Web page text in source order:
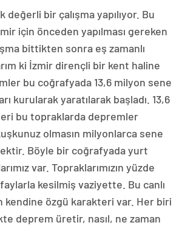
değerli bir çalışma yapılıyor. Bu
için önceden yapılması gereken
bittikten sonra eş zamanlı
ki İzmir dirençli bir kent haline
bu coğrafyada 13,6 milyon sene
kurularak yaratılarak başladı. 13,6
bu topraklarda depremler
olmasın milyonlarca sene
Böyle bir coğrafyada yurt
var. Topraklarımızın yüzde
faylarla kesilmiş vaziyette. Bu canlı
kendine özgü karakteri var. Her biri
deprem üretir, nasıl, ne zaman